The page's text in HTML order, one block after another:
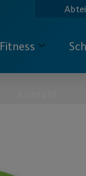
Fitness